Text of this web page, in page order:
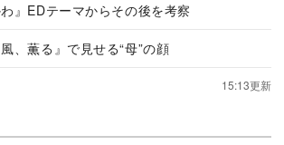
わ』EDテーマからその後を考察
、薫る』で見せる“母”の顔
15:13更新